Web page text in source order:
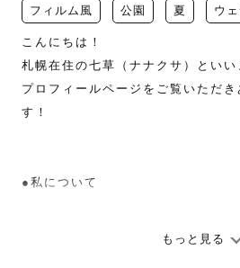
フィルム風 公園 夏 ウ
こんにちは！
札幌在住の七草（ナナクサ）といい
プロフィールページをご覧いただき
す！
●私について
もっと見る